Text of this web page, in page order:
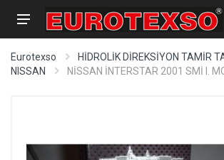
Eurotexso
HİDROLİK DİREKSİYON TAMİR
NISSAN
NİSSAN İNTERSTAR 2001 SMİ I.